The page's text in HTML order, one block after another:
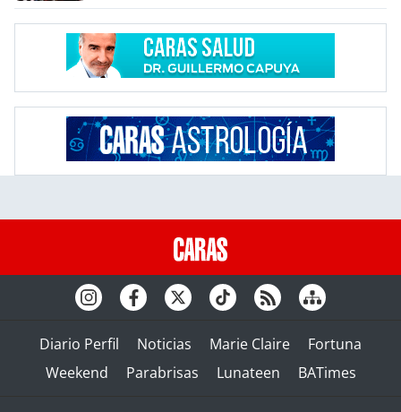
Diario Perfil Noticias Marie Claire
Fortuna
Weekend
Parabrisas Lunateen BATimes